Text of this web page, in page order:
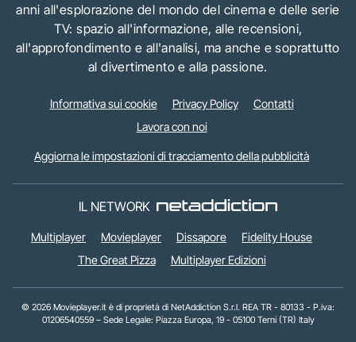
anni all'esplorazione del mondo del cinema e delle serie
TV: spazio all'informazione, alle recensioni,
all'approfondimento e all'analisi, ma anche e soprattutto
al divertimento e alla passione.
Informativa sui cookie Privacy Policy
Contatti
Lavora con noi
Aggiorna le impostazioni di tracciamento della pubblicità
IL NETWORK
Multiplayer Movieplayer Dissapore
Fidelity House
The Great Pizza
Multiplayer Edizioni
© 2026 Movieplayer.it è di proprietà di NetAddiction S.r.l. REA TR - 80133 - P.iva:
01206540559 – Sede Legale: Piazza Europa, 19 - 05100 Terni (TR) Italy